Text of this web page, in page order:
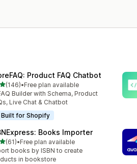
Product FAQ Chatbot
5 yıldız üzerinden
(146)
146 değerlendirme
•Free plan available
Builder with Schema, Product
Live Chat & Chatbot
Built for Shopify
Books Importer
5 yıldız üzerinden
(61)61 değerlendirme
•Free plan available
books by ISBN to create
in bookstore